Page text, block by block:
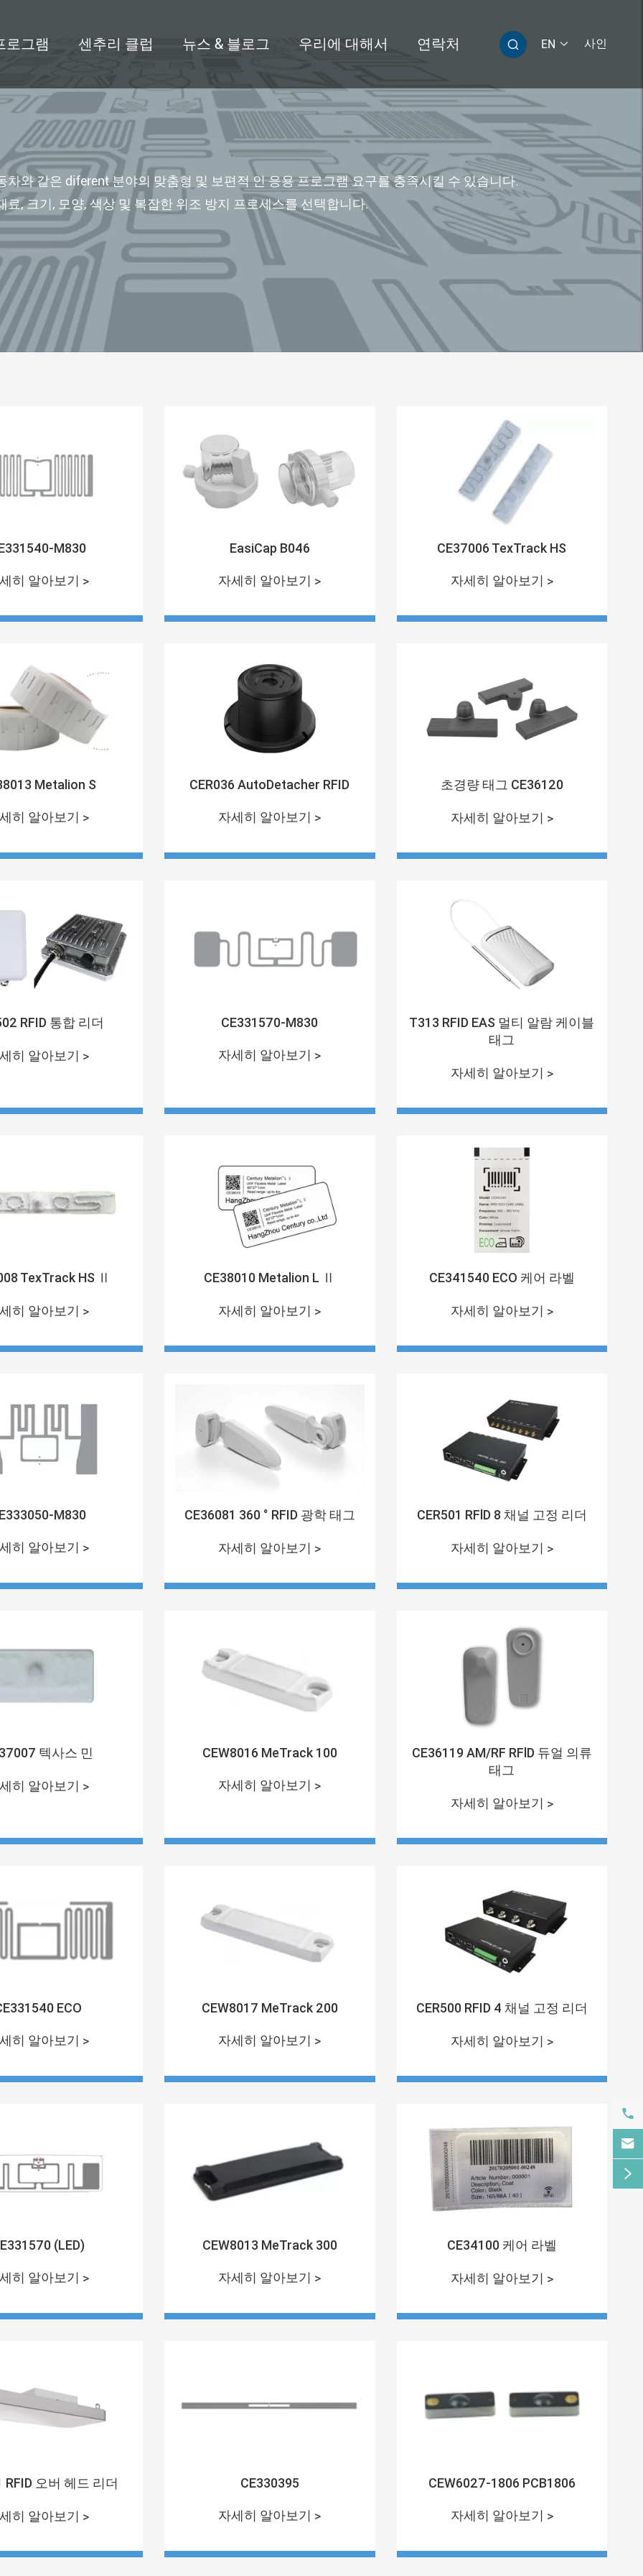
로그램 센추리 클럽 뉴스 & 블로그 우리에 대해서 연락처  EN  사인
차와 같은 diferent 분야의 맞춤형 및 보편적 인 응용 프로그램 요구를 충족시킬 수 있습니다.
, 크기, 모양, 색상 및 복잡한 위조 방지 프로세스를 선택합니다.
M830
히 알아보기 >
EasiCap B046
자세히 알아보기 >
CE37006 TexTrack HS
자세히 알아보기 >
Metalion S
히 알아보기 >
CER036 AutoDetacher RFID
자세히 알아보기 >
초경량 태그 CE36120
자세히 알아보기 >
RFID 통합 리더
히 알아보기 >
CE331570-M830
자세히 알아보기 >
T313 RFID EAS 멀티 알람 케이블
태그
자세히 알아보기 >
TexTrack HS Ⅱ
히 알아보기 >
CE38010 Metalion L Ⅱ
자세히 알아보기 >
CE341540 ECO 케어 라벨
자세히 알아보기 >
M830
히 알아보기 >
CE36081 360 ° RFID 광학 태그
자세히 알아보기 >
CER501 RFlD 8 채널 고정 리더
자세히 알아보기 >
텍사스 민
히 알아보기 >
CEW8016 MeTrack 100
자세히 알아보기 >
CE36119 AM/RF RFlD 듀얼 의류
태그
자세히 알아보기 >
ECO
히 알아보기 >
CEW8017 MeTrack 200
자세히 알아보기 >
CER500 RFID 4 채널 고정 리더
자세히 알아보기 >
(LED)
히 알아보기 >
CEW8013 MeTrack 300
자세히 알아보기 >
CE34100 케어 라벨
자세히 알아보기 >
RFID 오버 헤드 리더
히 알아보기 >
CE330395
자세히 알아보기 >
CEW6027-1806 PCB1806
자세히 알아보기 >


